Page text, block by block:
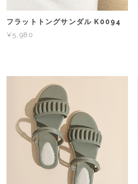
フラットトングサンダル K0094
¥5,980